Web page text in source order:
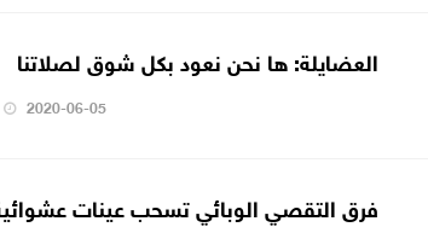
العضايلة: ها نحن نعود بكل شوق لصلاتنا
2020-06-05
فرق التقصي الوبائي تسحب عينات